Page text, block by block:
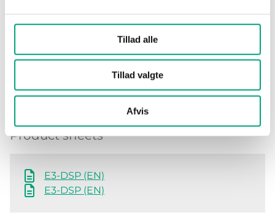
Tillad alle
Tillad valgte
Afvis
Software & documentation
Product sheets
E3-DSP (EN)
E3-DSP (EN)